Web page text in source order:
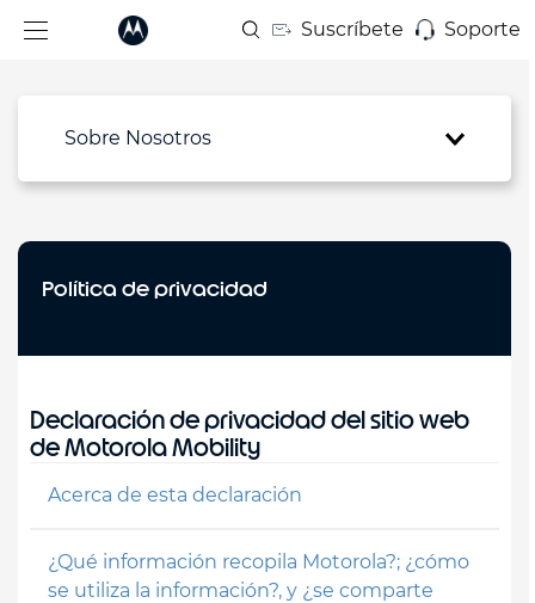
Suscríbete Soporte
Sobre Nosotros
Política de privacidad
Declaración de privacidad del sitio web
de Motorola Mobility
Acerca de esta declaración
¿Qué información recopila Motorola?; ¿cómo
se utiliza la información?, y ¿se comparte